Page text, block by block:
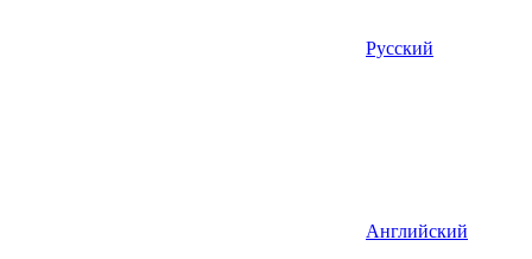
Русский
Английский